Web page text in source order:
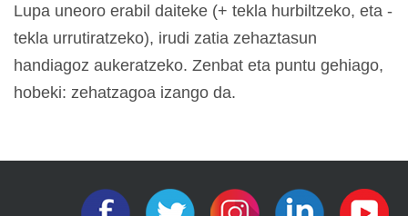
Lupa uneoro erabil daiteke (+ tekla hurbiltzeko, eta -
tekla urrutiratzeko), irudi zatia zehaztasun
handiagoz aukeratzeko. Zenbat eta puntu gehiago,
hobeki: zehatzagoa izango da.